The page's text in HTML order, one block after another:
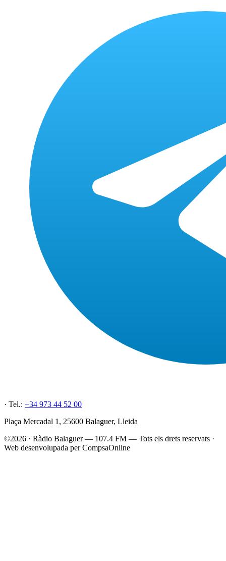
· Tel.: +34 973 44 52 00
Plaça Mercadal 1, 25600 Balaguer, Lleida
©2026 · Ràdio Balaguer — 107.4 FM — Tots els drets reservats ·
Web desenvolupada per CompsaOnline